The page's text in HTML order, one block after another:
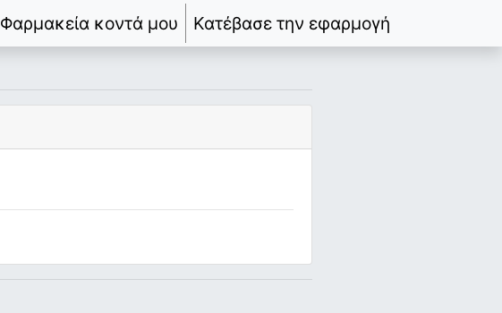
Φαρμακεία κοντά μου Κατέβασε την εφαρμογή